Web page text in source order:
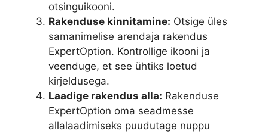
otsinguikooni.
Rakenduse kinnitamine: Otsige üles
samanimelise arendaja rakendus
ExpertOption. Kontrollige ikooni ja
veenduge, et see ühtiks loetud
kirjeldusega.
Laadige rakendus alla: Rakenduse
ExpertOption oma seadmesse
allalaadimiseks puudutage nuppu